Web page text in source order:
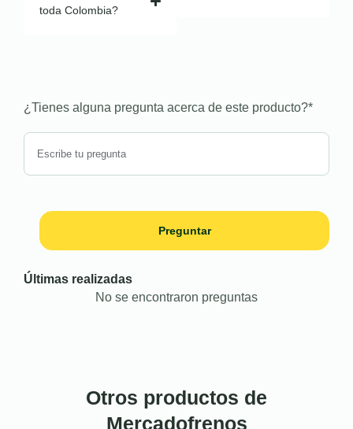
toda Colombia?
¿Tienes alguna pregunta acerca de este producto?*
Preguntar
Últimas realizadas
No se encontraron preguntas
Otros productos de
Mercadofrenos